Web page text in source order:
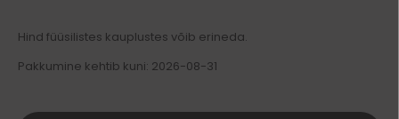
Hind füüsilistes kauplustes võib erineda.
Pakkumine kehtib kuni: 2026-08-31